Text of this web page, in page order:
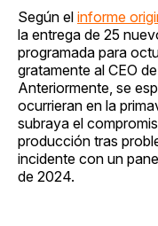
Según el informe
la entrega de 25
programada para
gratamente al CEO
Anteriormente, se
ocurrieran en la
subraya el
producción tras
incidente con un
de 2024.